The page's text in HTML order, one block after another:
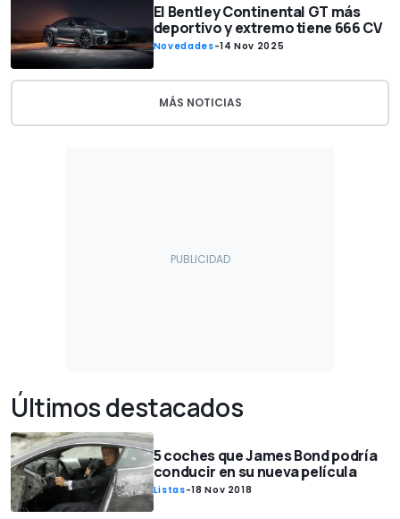
El Bentley Continental GT más
deportivo y extremo tiene 666 CV
Novedades-14 Nov 2025
MÁS NOTICIAS
Últimos destacados
5 coches que James Bond podría
conducir en su nueva película
Listas-18 Nov 2018